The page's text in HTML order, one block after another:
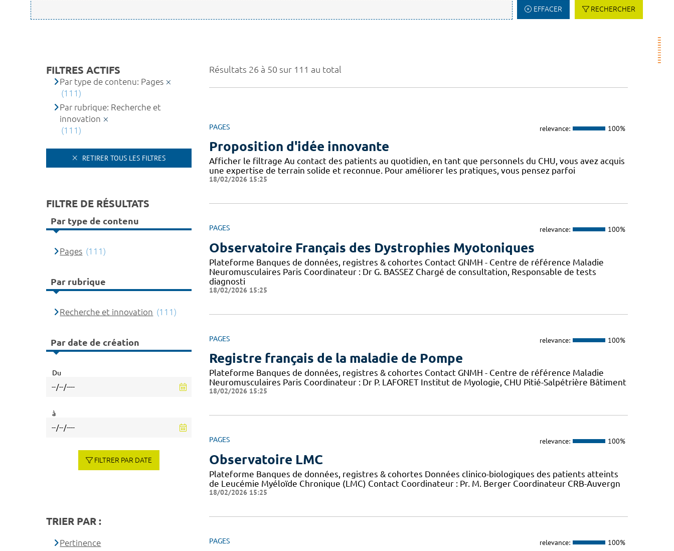
EFFACER RECHERCHER
Résultats 26 à 50 sur 111 au total
PAGES relevance: 100%
Proposition d'idée innovante
Afficher le filtrage Au contact des patients au quotidien, en tant que personnels du CHU, vous avez acquis
une expertise de terrain solide et reconnue. Pour améliorer les pratiques, vous pensez parfoi
18/02/2026 15:25
PAGES relevance: 100%
Observatoire Français des Dystrophies Myotoniques
Plateforme Banques de données, registres & cohortes Contact GNMH - Centre de référence Maladie
Neuromusculaires Paris Coordinateur : Dr G. BASSEZ Chargé de consultation, Responsable de tests
diagnosti
18/02/2026 15:25
PAGES relevance: 100%
Registre français de la maladie de Pompe
Plateforme Banques de données, registres & cohortes Contact GNMH - Centre de référence Maladie
Neuromusculaires Paris Coordinateur : Dr P. LAFORET Institut de Myologie, CHU Pitié-Salpétrière Bâtiment
18/02/2026 15:25
PAGES relevance: 100%
Observatoire LMC
Plateforme Banques de données, registres & cohortes Données clinico-biologiques des patients atteints
de Leucémie Myéloïde Chronique (LMC) Contact Coordinateur : Pr. M. Berger Coordinateur CRB-Auvergn
18/02/2026 15:25
PAGES relevance: 100%
FILTRES ACTIFS
Par type de contenu: Pages
(111)
Par rubrique: Recherche et
innovation
(111)
RETIRER TOUS LES FILTRES
FILTRE DE RÉSULTATS
Par type de contenu
Pages (111)
Par rubrique
Recherche et innovation (111)
Par date de création
Du
à
FILTRER PAR DATE
TRIER PAR :
Pertinence